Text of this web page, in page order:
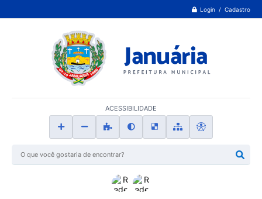
Login / Cadastro
ACESSIBILIDADE